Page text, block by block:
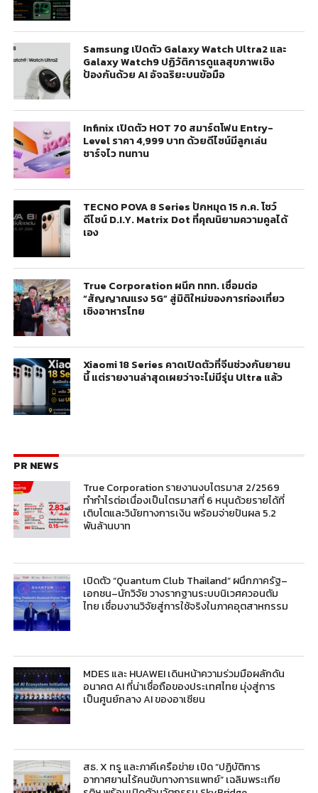
Samsung เปิดตัว Galaxy Watch Ultra2 และ
Galaxy Watch9 ปฏิวัติการดูแลสุขภาพเชิง
ป้องกันด้วย AI อัจฉริยะบนข้อมือ
Infinix เปิดตัว HOT 70 สมาร์ตโฟน Entry-
Level ราคา 4,999 บาท ด้วยดีไซน์มีลูกเล่น
ชาร์จไว ทนทาน
TECNO POVA 8 Series ปักหมุด 15 ก.ค. โชว์
ดีไซน์ D.I.Y. Matrix Dot ที่คุณนิยามความคูลได้
เอง
True Corporation ผนึก ททท. เชื่อมต่อ
“สัญญาณแรง 5G” สู่มิติใหม่ของการท่องเที่ยว
เชิงอาหารไทย
Xiaomi 18 Series คาดเปิดตัวที่จีนช่วงกันยายน
นี้ แต่รายงานล่าสุดเผยว่าจะไม่มีรุ่น Ultra แล้ว
PR NEWS
True Corporation รายงานงบไตรมาส 2/2569
ทำกำไรต่อเนื่องเป็นไตรมาสที่ 6 หนุนด้วยรายได้ที่
เติบโตและวินัยทางการเงิน พร้อมจ่ายปันผล 5.2
พันล้านบาท
เปิดตัว “Quantum Club Thailand” ผนึกภาครัฐ–
เอกชน–นักวิจัย วางรากฐานระบบนิเวศควอนตัม
ไทย เชื่อมงานวิจัยสู่การใช้จริงในภาคอุตสาหกรรม
MDES และ HUAWEI เดินหน้าความร่วมมือผลักดัน
อนาคต AI ที่น่าเชื่อถือของประเทศไทย มุ่งสู่การ
เป็นศูนย์กลาง AI ของอาเซียน
สธ. X ทรู และภาคีเครือข่าย เปิด “ปฏิบัติการ
อากาศยานไร้คนขับทางการแพทย์” เฉลิมพระเกีย